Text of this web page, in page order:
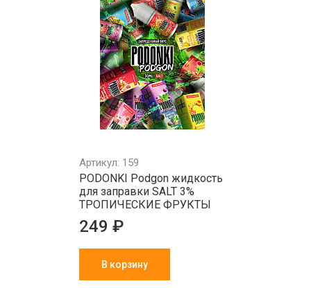
Артикул: 159
PODONKI Podgon жидкость
для заправки SALT 3%
ТРОПИЧЕСКИЕ ФРУКТЫ
249 ₽
В корзину